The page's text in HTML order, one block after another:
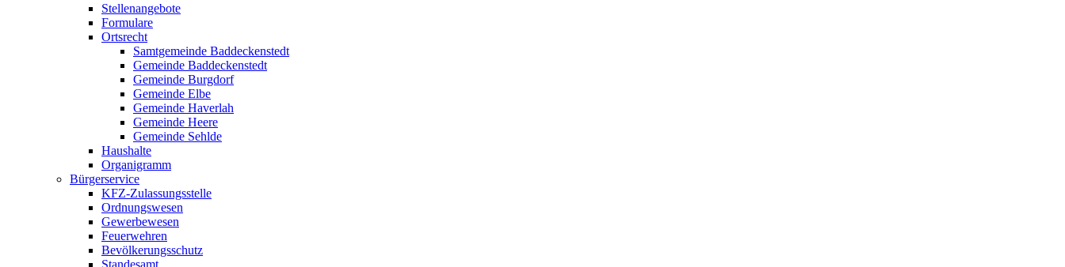
Stellenangebote
Formulare
Ortsrecht
Samtgemeinde Baddeckenstedt
Gemeinde Baddeckenstedt
Gemeinde Burgdorf
Gemeinde Elbe
Gemeinde Haverlah
Gemeinde Heere
Gemeinde Sehlde
Haushalte
Organigramm
Bürgerservice
KFZ-Zulassungsstelle
Ordnungswesen
Gewerbewesen
Feuerwehren
Bevölkerungsschutz
Standesamt